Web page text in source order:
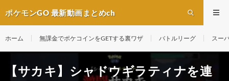
ポケモンGO 最新動画まとめch
ホーム 無課金でポケコインをGETする裏ワザ バトルリーグ スー
【サカキ】シャドウギラティナを連